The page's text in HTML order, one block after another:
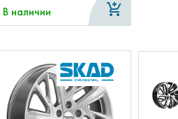
В наличии